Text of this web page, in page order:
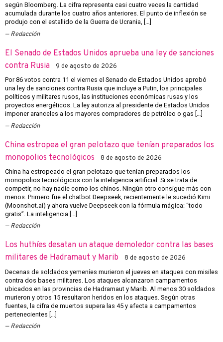
según Bloomberg. La cifra representa casi cuatro veces la cantidad
acumulada durante los cuatro años anteriores. El punto de inflexión se
produjo con el estallido de la Guerra de Ucrania, […]
Redacción
El Senado de Estados Unidos aprueba una ley de sanciones
contra Rusia
9 de agosto de 2026
Por 86 votos contra 11 el viernes el Senado de Estados Unidos aprobó
una ley de sanciones contra Rusia que incluye a Putin, los principales
políticos y militares rusos, las instituciones económicas rusas y los
proyectos energéticos. La ley autoriza al presidente de Estados Unidos
imponer aranceles a los mayores compradores de petróleo o gas […]
Redacción
China estropea el gran pelotazo que tenían preparados los
monopolios tecnológicos
8 de agosto de 2026
China ha estropeado el gran pelotazo que tenían preparados los
monopolios tecnológicos con la inteligencia artificial. Si se trata de
competir, no hay nadie como los chinos. Ningún otro consigue más con
menos. Primero fue el chatbot Deepseek, recientemente le sucedió Kimi
(Moonshot.ai) y ahora vuelve Deepseek con la fórmula mágica: “todo
gratis”. La inteligencia […]
Redacción
Los huthíes desatan un ataque demoledor contra las bases
militares de Hadramaut y Marib
8 de agosto de 2026
Decenas de soldados yemeníes murieron el jueves en ataques con misiles
contra dos bases militares. Los ataques alcanzaron campamentos
ubicados en las provincias de Hadramaut y Marib. Al menos 30 soldados
murieron y otros 15 resultaron heridos en los ataques. Según otras
fuentes, la cifra de muertos supera las 45 y afecta a campamentos
pertenecientes […]
Redacción